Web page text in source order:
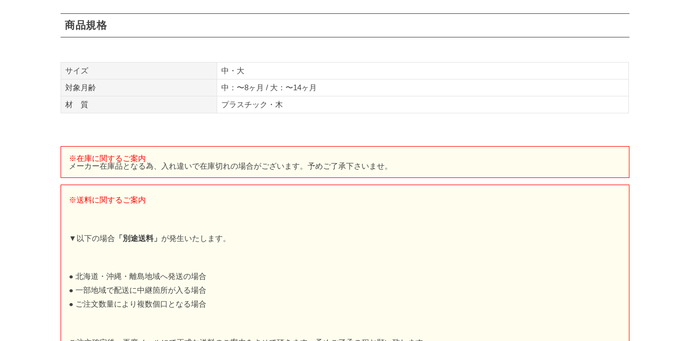
商品規格
サイズ
中・大
対象月齢
中：〜8ヶ月 / 大：〜14ヶ月
材 質
プラスチック・木
※在庫に関するご案内
メーカー在庫品となる為、入れ違いで在庫切れの場合がございます。予めご了承下さいませ。
※送料に関するご案内
▼以下の場合 「別途送料」 が発生いたします。
● 北海道・沖縄・離島地域へ発送の場合
● 一部地域で配送に中継箇所が入る場合
● ご注文数量により複数個口となる場合